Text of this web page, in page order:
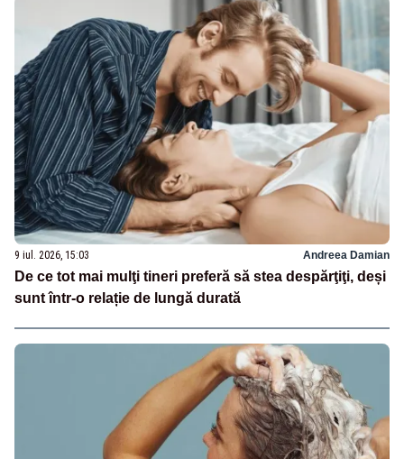
9 iul. 2026, 15:03 Andreea Damian
De ce tot mai mulţi tineri preferă să stea despărţiţi, deși
sunt într-o relație de lungă durată